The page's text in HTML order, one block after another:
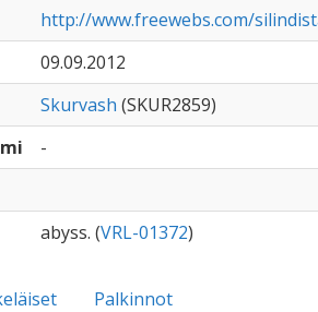
http://www.freewebs.com/
09.09.2012
Skurvash (SKUR2859)
-
abyss. (VRL-01372)
Palkinnot